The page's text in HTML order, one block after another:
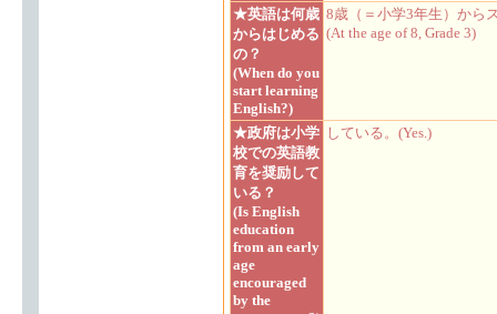
★英語は何歳
からはじめる
の？
(When do you
start learning
English?)
8歳（＝小学3年生）から
(At the age of 8, Grade 3)
★政府は小学
校での英語教
育を奨励して
いる？
(Is English
education
from an early
age
encouraged
by the
している。(Yes.)